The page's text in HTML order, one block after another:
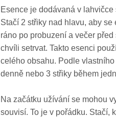
Esence je dodávaná v
Stačí 2 střiky nad hlavu, aby
ráno po probuzení a večer
chvíli setrvat. Takto esenci
celého obsahu. Podle
denně nebo 3 střiky během
Na začátku užívání se mohou
souvisí. To je v pořádku. Stačí,